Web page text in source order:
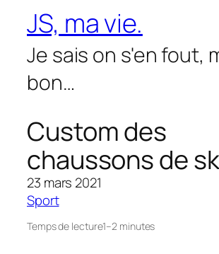
contenu
JS, ma vie.
Je sais on s'en fout,
bon…
Custom des
chaussons de
23 mars 2021
Sport
Temps de lecture1–2 minutes